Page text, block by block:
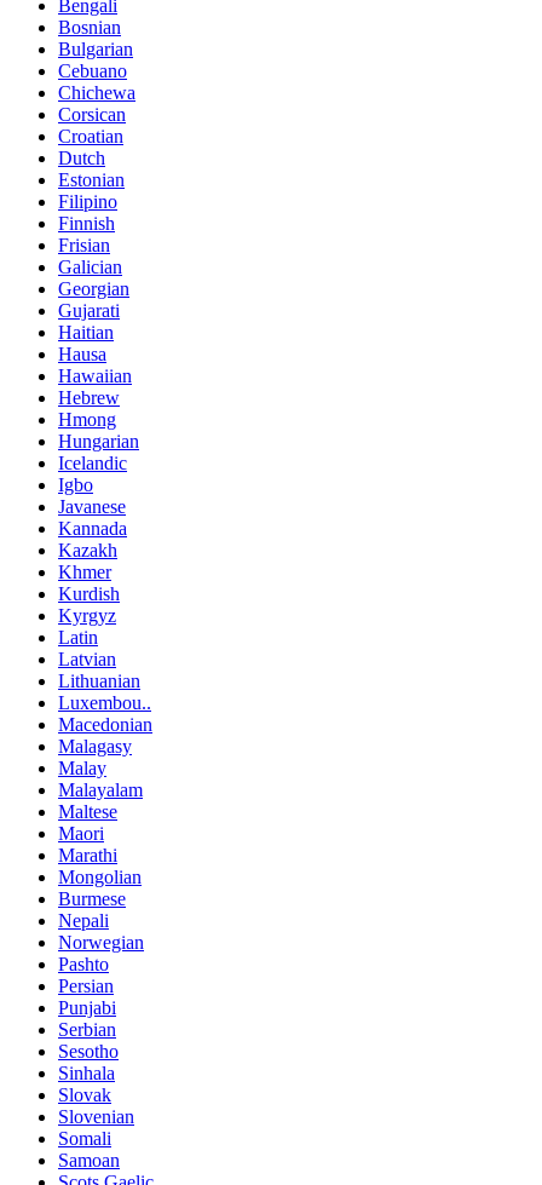
Bengali
Bosnian
Bulgarian
Cebuano
Chichewa
Corsican
Croatian
Dutch
Estonian
Filipino
Finnish
Frisian
Galician
Georgian
Gujarati
Haitian
Hausa
Hawaiian
Hebrew
Hmong
Hungarian
Icelandic
Igbo
Javanese
Kannada
Kazakh
Khmer
Kurdish
Kyrgyz
Latin
Latvian
Lithuanian
Luxembou..
Macedonian
Malagasy
Malay
Malayalam
Maltese
Maori
Marathi
Mongolian
Burmese
Nepali
Norwegian
Pashto
Persian
Punjabi
Serbian
Sesotho
Sinhala
Slovak
Slovenian
Somali
Samoan